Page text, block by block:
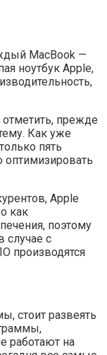
MacBook —
ноутбук Apple,
прежде
Как уже
пять
оптимизировать
Apple
как
поэтому
случае с
производятся
стоит развеять
работают на